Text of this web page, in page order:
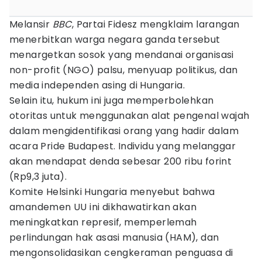
Melansir BBC, Partai Fidesz mengklaim larangan
menerbitkan warga negara ganda tersebut
menargetkan sosok yang mendanai organisasi
non-profit (NGO) palsu, menyuap politikus, dan
media independen asing di Hungaria.
Selain itu, hukum ini juga memperbolehkan
otoritas untuk menggunakan alat pengenal wajah
dalam mengidentifikasi orang yang hadir dalam
acara Pride Budapest. Individu yang melanggar
akan mendapat denda sebesar 200 ribu forint
(Rp9,3 juta).
Komite Helsinki Hungaria menyebut bahwa
amandemen UU ini dikhawatirkan akan
meningkatkan represif, memperlemah
perlindungan hak asasi manusia (HAM), dan
mengonsolidasikan cengkeraman penguasa di